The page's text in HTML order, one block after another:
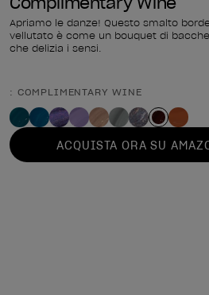
Apriamo le danze! Questo smalto
vellutato è come un bouquet di
che delizia i sensi.
Forma del prodotto
: COMPLIMENTARY WINE
ACQUISTA ORA SU